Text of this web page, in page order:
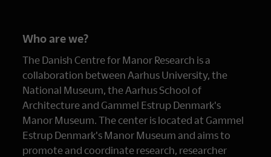
Who are we?
The Danish Centre for Manor Research is a
collaboration between Aarhus University, the
National Museum, the Aarhus School of
Architecture and Gammel Estrup Denmark's
Manor Museum. The center is located at Gammel
Estrup Denmark's Manor Museum and aims to
promote and coordinate research, researcher